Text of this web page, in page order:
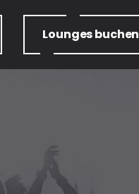
Loungesbuchen